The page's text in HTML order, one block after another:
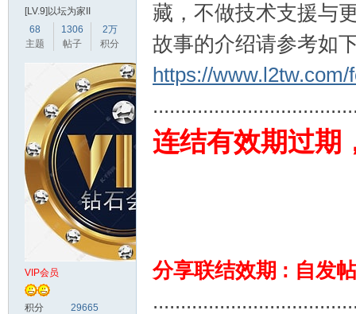
[LV.9]以坛为家II
68
主题
1306
帖子
2万
积分
VIP会员
积分 29665
藏，不做技术支援与
故事的介绍请参考如
https://
连结有效期过期
分享联结效期 : 自发